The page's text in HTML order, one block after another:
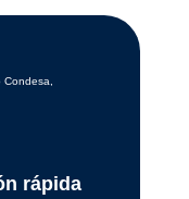
Condesa,
rápida